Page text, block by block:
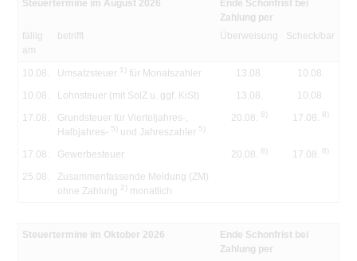
Steuertermine im August 2026
Ende Schonfrist bei
Zahlung per
fällig
am
betrifft Überweisung Scheck/bar
10.08. Umsatzsteuer 1) für Monatszahler 13.08.
10.08.
10.08.
Lohnsteuer (mit SolZ u. ggf. KiSt) 13.08.
10.08.
17.08.
Grundsteuer für Vierteljahres-,
Halbjahres- 5) und Jahreszahler 5)
20.08. 8) 17.08. 8)
17.08. Gewerbesteuer 20.08. 8) 17.08. 8)
25.08.
Zusammenfassende Meldung (ZM)
ohne Zahlung 2) monatlich
Steuertermine im Oktober 2026
Ende Schonfrist bei
Zahlung per